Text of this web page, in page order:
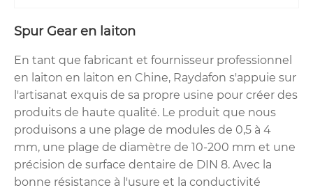
Spur Gear en laiton
En tant que fabricant et fournisseur professionnel
en laiton en laiton en Chine, Raydafon s'appuie sur
l'artisanat exquis de sa propre usine pour créer des
produits de haute qualité. Le produit que nous
produisons a une plage de modules de 0,5 à 4
mm, une plage de diamètre de 10-200 mm et une
précision de surface dentaire de DIN 8. Avec la
bonne résistance à l'usure et la conductivité